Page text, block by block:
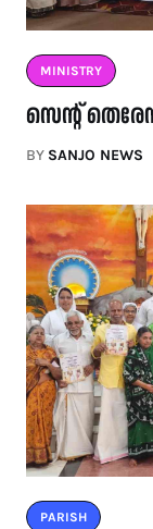
MINISTRY
സെന്റ്
BY SANJO NEWS
PARISH